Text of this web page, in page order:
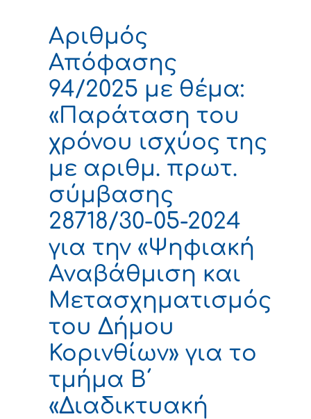
Αριθμός
Απόφασης
94/2025 με θέμα:
«Παράταση του
χρόνου ισχύος της
με αριθμ. πρωτ.
σύμβασης
28718/30-05-2024
για την «Ψηφιακή
Αναβάθμιση και
Μετασχηματισμός
του Δήμου
Κορινθίων» για το
τμήμα Β΄
«Διαδικτυακή